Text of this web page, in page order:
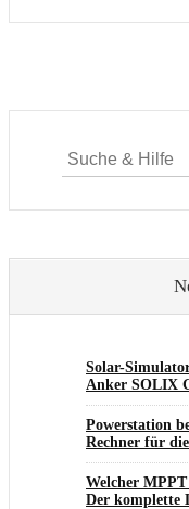
Suche
für:
Solar-
Anker SOLIX
Powerstation
Rechner für
Welcher
Der komplette